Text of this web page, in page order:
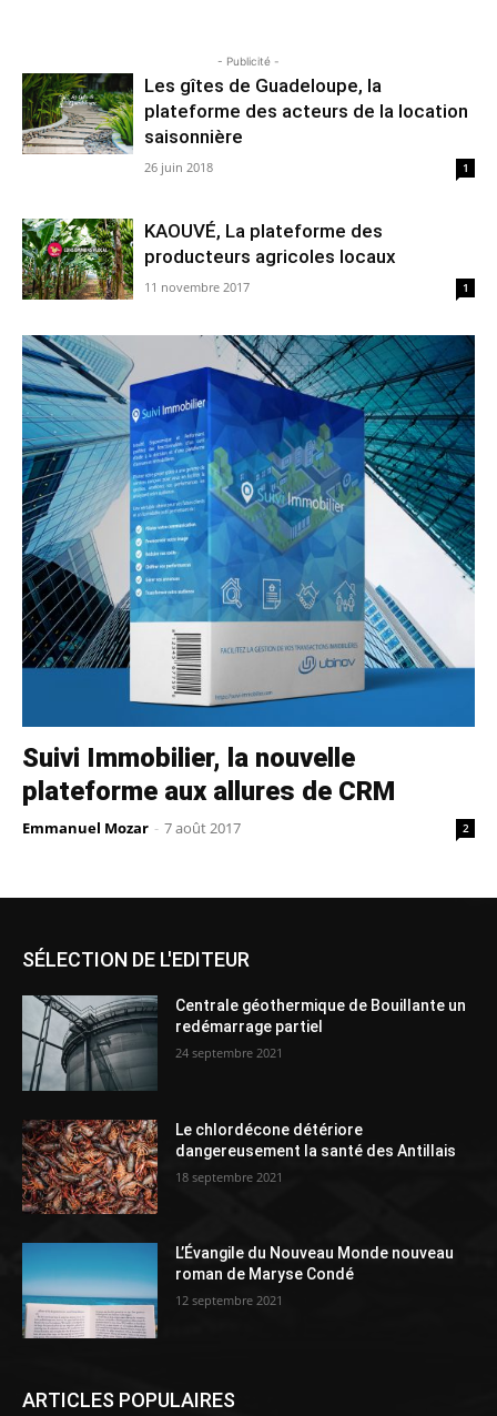
- Publicité -
Les gîtes de Guadeloupe, la
plateforme des acteurs de la location
saisonnière
26 juin 2018 1
KAOUVÉ, La plateforme des
producteurs agricoles locaux
11 novembre 2017 1
Suivi Immobilier, la nouvelle
plateforme aux allures de CRM
Emmanuel Mozar - 7 août 2017 2
SÉLECTION DE L'EDITEUR
Centrale géothermique de Bouillante un
redémarrage partiel
24 septembre 2021
Le chlordécone détériore
dangereusement la santé des Antillais
18 septembre 2021
L’Évangile du Nouveau Monde nouveau
roman de Maryse Condé
12 septembre 2021
ARTICLES POPULAIRES